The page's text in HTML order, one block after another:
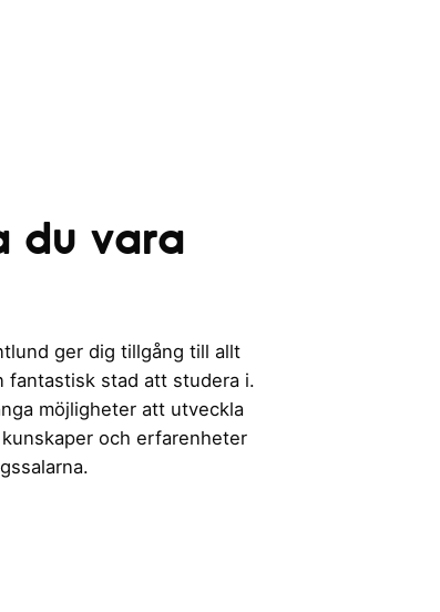
du vara
ger dig tillgång till allt
fantastisk stad att studera i.
möjligheter att utveckla
och erfarenheter